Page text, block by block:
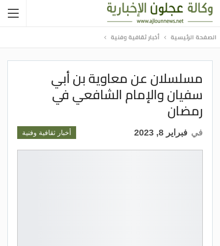
الصفحة الرئيسية أخبار ثقافية وفنية
مسلسلان عن معاوية بن أبي
سفيان والإمام الشافعي في
رمضان
أخبار ثقافية وفنية في فبراير 8, 2023